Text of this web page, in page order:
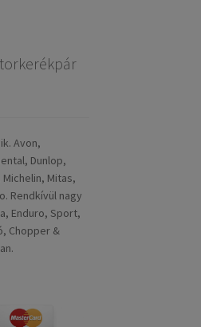
Avon,
Dunlop,
Mitas,
Rendkívül nagy
Enduro, Sport,
Chopper &